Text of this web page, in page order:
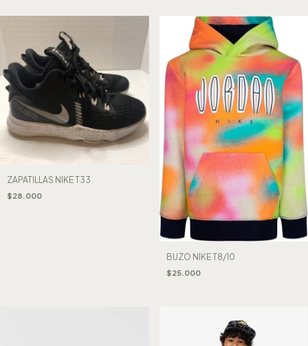
ZAPATILLAS NIKE T33
$28.000
BUZO NIKE T8/10
$25.000